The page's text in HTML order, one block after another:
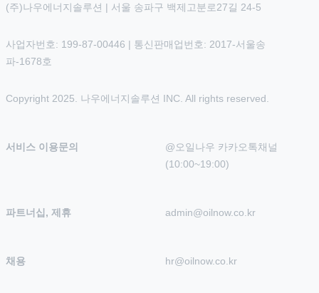
(주)나우에너지솔루션 | 서울 송파구 백제고분로27길 24-5
사업자번호: 199-87-00446 | 통신판매업번호: 2017-서울송
파-1678호
Copyright 2025. 나우에너지솔루션 INC. All rights reserved.
서비스 이용문의
@오일나우 카카오톡채널
(10:00~19:00)
파트너십, 제휴 admin@oilnow.co.kr
채용 hr@oilnow.co.kr